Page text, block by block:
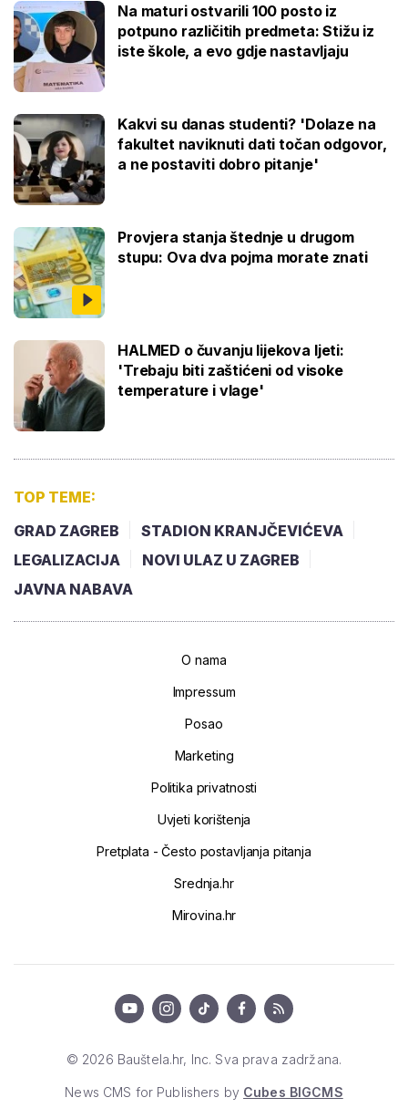
Na maturi ostvarili 100 posto iz
potpuno različitih predmeta: Stižu iz
iste škole, a evo gdje nastavljaju
Kakvi su danas studenti? 'Dolaze na
fakultet naviknuti dati točan odgovor,
a ne postaviti dobro pitanje'
Provjera stanja štednje u drugom
stupu: Ova dva pojma morate znati
HALMED o čuvanju lijekova ljeti:
'Trebaju biti zaštićeni od visoke
temperature i vlage'
TOP TEME:
GRAD ZAGREB
STADION KRANJČEVIĆEVA
LEGALIZACIJA
NOVI ULAZ U ZAGREB
JAVNA NABAVA
O nama
Impressum
Posao
Marketing
Politika privatnosti
Uvjeti korištenja
Pretplata - Često postavljanja pitanja
Srednja.hr
Mirovina.hr
© 2026 Bauštela.hr, Inc. Sva prava zadržana.
News CMS for Publishers by Cubes BIGCMS